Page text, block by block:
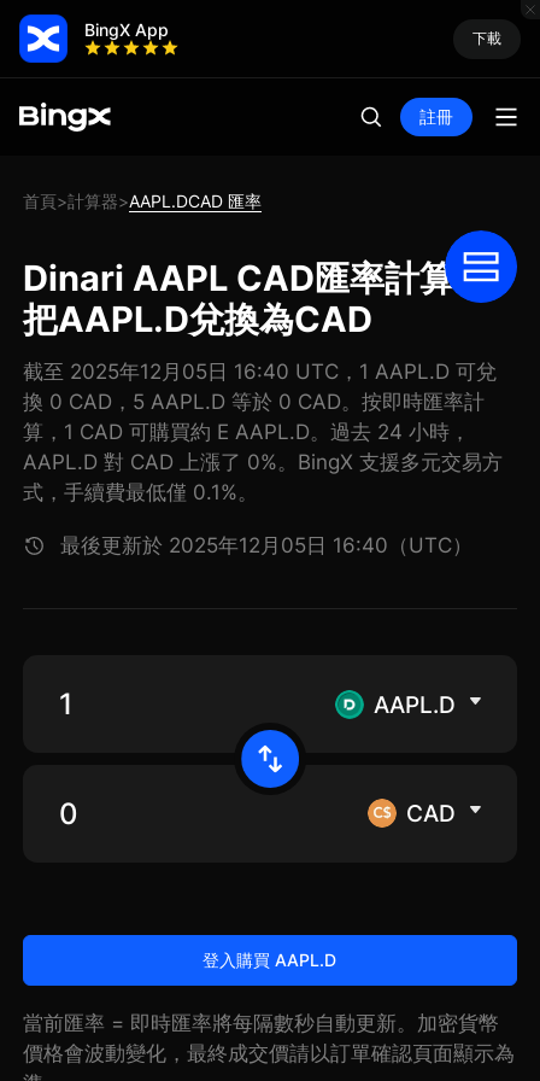
BingX App 下載
註冊
首頁>計算器>AAPL.DCAD 匯率
Dinari AAPL CAD匯率計算器:
把AAPL.D兌換為CAD
截至 2025年12月05日 16:40 UTC，1 AAPL.D 可兌
換 0 CAD，5 AAPL.D 等於 0 CAD。按即時匯率計
算，1 CAD 可購買約 E AAPL.D。過去 24 小時，
AAPL.D 對 CAD 上漲了 0%。BingX 支援多元交易方
式，手續費最低僅 0.1%。
最後更新於 2025年12月05日 16:40（UTC）
AAPL.D
CAD
登入購買 AAPL.D
當前匯率 = 即時匯率將每隔數秒自動更新。加密貨幣
價格會波動變化，最終成交價請以訂單確認頁面顯示為